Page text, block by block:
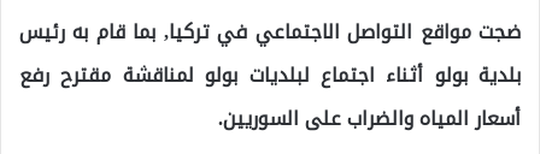
ضجت مواقع التواصل الاجتماعي في تركيا, بما قام به رئيس
بلدية بولو أثناء اجتماع لبلديات بولو لمناقشة مقترح رفع
أسعار المياه والضراب على السوريين.